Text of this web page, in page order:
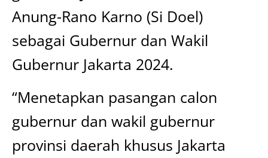
Anung-Rano Karno (Si Doel)
sebagai Gubernur dan Wakil
Gubernur Jakarta 2024.
“Menetapkan pasangan calon
gubernur dan wakil gubernur
provinsi daerah khusus Jakarta